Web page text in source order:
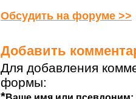
Обсудить на форуме >>
Добавить
Для добавления
формы: